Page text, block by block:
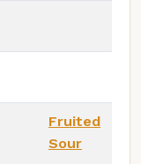
Fruited
Sour